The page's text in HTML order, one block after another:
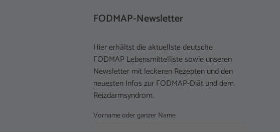
FODMAP-Newsletter
Hier erhältst die aktuellste deutsche
FODMAP Lebensmittelliste sowie unseren
Newsletter mit leckeren Rezepten und den
neuesten Infos zur FODMAP-Diät und dem
Reizdarmsyndrom.
Vorname oder ganzer Name